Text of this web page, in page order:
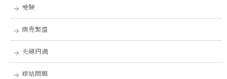
受験
商売繁盛
夫婦円満
嫁姑問題